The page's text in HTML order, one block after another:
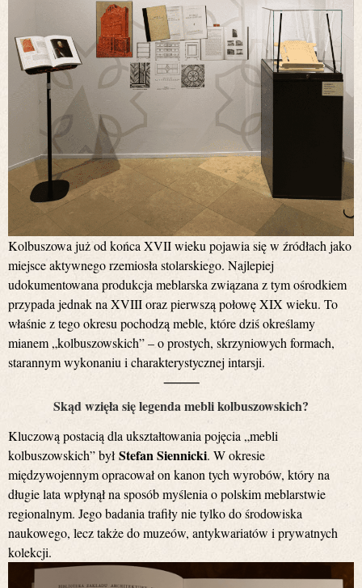
Kolbuszowa już od końca XVII wieku pojawia się w źródłach jako
miejsce aktywnego rzemiosła stolarskiego. Najlepiej
udokumentowana produkcja meblarska związana z tym ośrodkiem
przypada jednak na XVIII oraz pierwszą połowę XIX wieku. To
właśnie z tego okresu pochodzą meble, które dziś określamy
mianem „kolbuszowskich” – o prostych, skrzyniowych formach,
starannym wykonaniu i charakterystycznej intarsji.
⸻
Skąd wzięła się legenda mebli kolbuszowskich?
Kluczową postacią dla ukształtowania pojęcia „mebli
kolbuszowskich” byłStefan Siennicki. W okresie
międzywojennym opracował on kanon tych wyrobów, który na
długie lata wpłynął na sposób myślenia o polskim meblarstwie
regionalnym. Jego badania trafiły nie tylko do środowiska
naukowego, lecz także do muzeów, antykwariatów i prywatnych
kolekcji.